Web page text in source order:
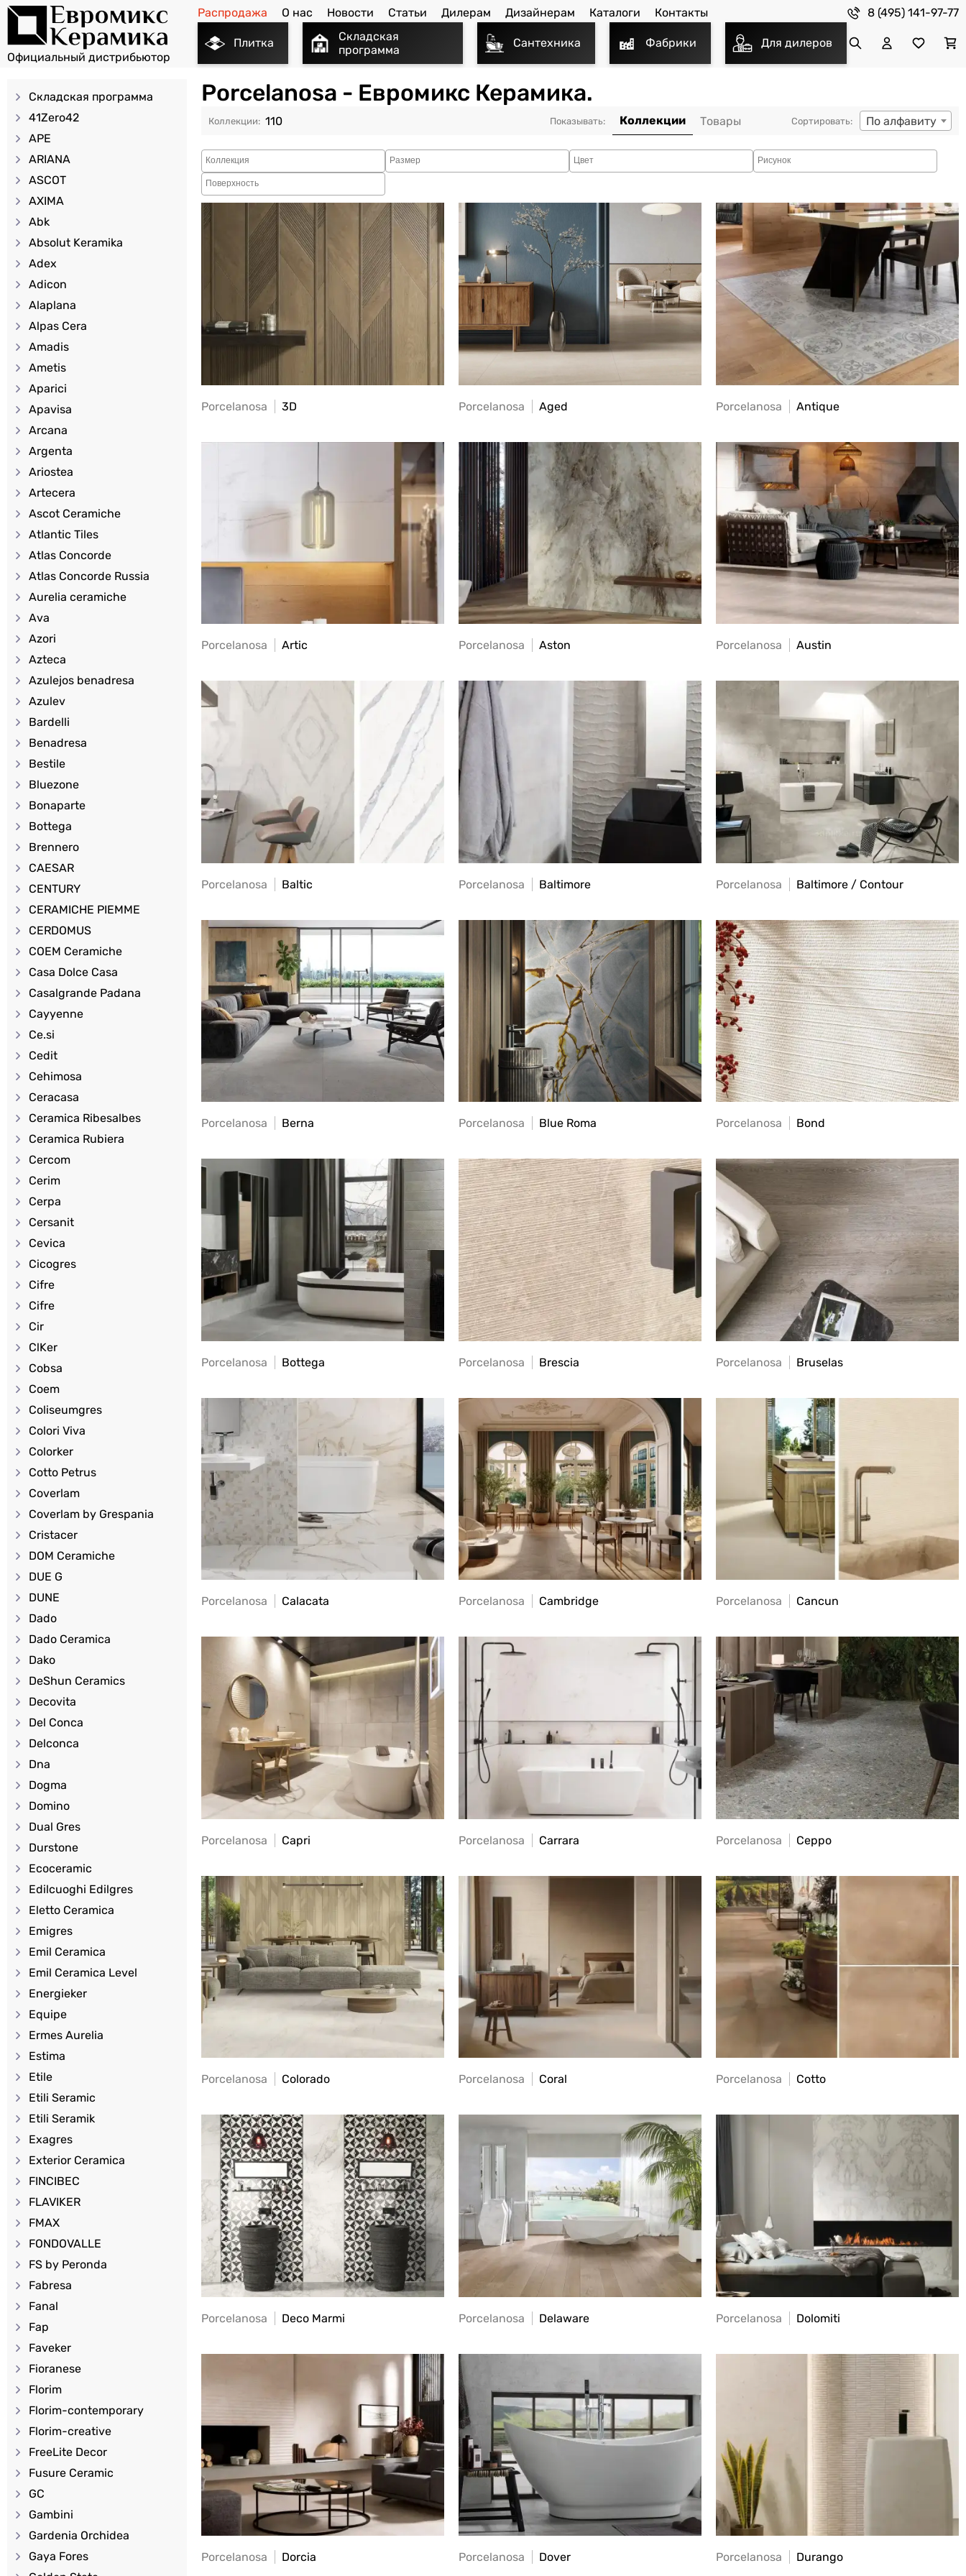
Распродажа О нас Новости Статьи Дилерам Дизайнерам Каталоги Контакты 8 (495) 141-97-77
Плитка
Складская
программа
Сантехника Фабрики Для дилеров
Складская программа
41Zero42
APE
ARIANA
ASCOT
AXIMA
Abk
Absolut Keramika
Adex
Adicon
Alaplana
Alpas Cera
Amadis
Ametis
Aparici
Apavisa
Arcana
Argenta
Ariostea
Artecera
Ascot Ceramiche
Atlantic Tiles
Atlas Concorde
Atlas Concorde Russia
Aurelia ceramiche
Ava
Azori
Azteca
Azulejos benadresa
Azulev
Bardelli
Benadresa
Bestile
Bluezone
Bonaparte
Bottega
Brennero
CAESAR
CENTURY
CERAMICHE PIEMME
CERDOMUS
COEM Ceramiche
Casa Dolce Casa
Casalgrande Padana
Cayyenne
Ce.si
Cedit
Cehimosa
Ceracasa
Ceramica Ribesalbes
Ceramica Rubiera
Cercom
Cerim
Cerpa
Cersanit
Cevica
Cicogres
Cifre
Cifre
Cir
ClKer
Cobsa
Coem
Coliseumgres
Colori Viva
Colorker
Cotto Petrus
Coverlam
Coverlam by Grespania
Cristacer
DOM Ceramiche
DUE G
DUNE
Dado
Dado Ceramica
Dako
DeShun Ceramics
Decovita
Del Conca
Delconca
Dna
Dogma
Domino
Dual Gres
Durstone
Ecoceramic
Edilcuoghi Edilgres
Eletto Ceramica
Emigres
Emil Ceramica
Emil Ceramica Level
Energieker
Equipe
Ermes Aurelia
Estima
Etile
Etili Seramic
Etili Seramik
Exagres
Exterior Ceramica
FINCIBEC
FLAVIKER
FMAX
FONDOVALLE
FS by Peronda
Fabresa
Fanal
Fap
Faveker
Fioranese
Florim
Florim-contemporary
Florim-creative
FreeLite Decor
Fusure Ceramic
GC
Gambini
Gardenia Orchidea
Gaya Fores
Porcelanosa - Евромикс Керамика.
110 По алфавиту
Porcelanosa 3D Porcelanosa Aged Porcelanosa Antique
Porcelanosa Artic Porcelanosa Aston Porcelanosa Austin
Porcelanosa Baltic Porcelanosa Baltimore Porcelanosa Baltimore / Contour
Porcelanosa Berna Porcelanosa Blue Roma Porcelanosa Bond
Porcelanosa Bottega Porcelanosa Brescia Porcelanosa Bruselas
Porcelanosa Calacata Porcelanosa Cambridge Porcelanosa Cancun
Porcelanosa Capri Porcelanosa Carrara Porcelanosa Ceppo
Porcelanosa Colorado Porcelanosa Coral Porcelanosa Cotto
Porcelanosa Deco Marmi Porcelanosa Delaware Porcelanosa Dolomiti
Porcelanosa Dorcia Porcelanosa Dover Porcelanosa Durango